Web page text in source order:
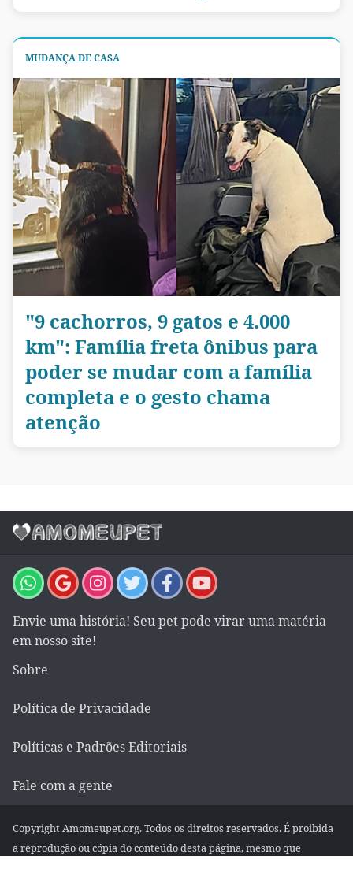
MUDANÇA DE CASA
"9 cachorros, 9 gatos e 4.000
km": Família freta ônibus para
poder se mudar com a família
completa e o gesto chama
atenção
Envie uma história! Seu pet pode virar uma matéria
em nosso site!
Sobre
Política de Privacidade
Políticas e Padrões Editoriais
Fale com a gente
Copyright Amomeupet.org. Todos os direitos reservados. É proibida
a reprodução ou cópia do conteúdo desta página, mesmo que